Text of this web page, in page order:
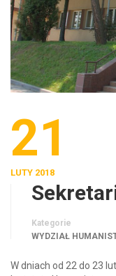
21
LUTY 2018
Kategorie
WYDZIAŁ
W dniach od 22 do 23